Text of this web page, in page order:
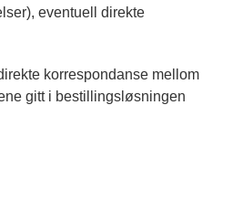
eventuell direkte
korrespondanse mellom
gitt i bestillingsløsningen